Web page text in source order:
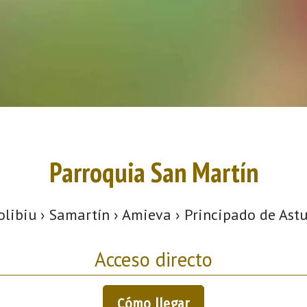
Parroquia San Martín
› Samartín › Amieva › Principado de
Acceso directo
Cómo llegar